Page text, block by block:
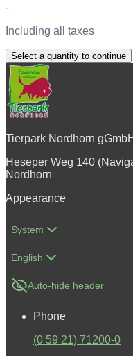
-
Including all taxes
Select a quantity to continue
Tierpark Nordhorn gGmbH
Heseper Weg 140
Nordhorn
Appearance
System
English
Auto-hide header
Phone
(0 59 21) 71200-0